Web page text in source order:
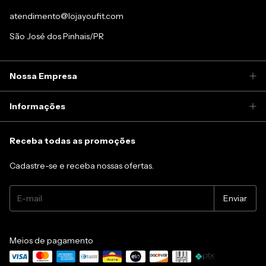
atendimento@lojayoufit.com
São José dos Pinhais/PR
Nossa Empresa
Informações
Receba todas as promoções
Cadastre-se e receba nossas ofertas.
Meios de pagamento